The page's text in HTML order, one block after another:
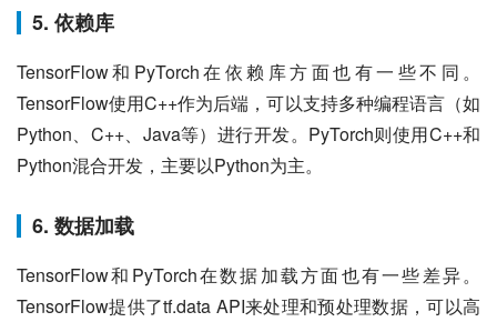
5. 依赖库
TensorFlow和PyTorch在依赖库方面也有一些不同。
TensorFlow使用C++作为后端，可以支持多种编程语言（如
Python、C++、Java等）进行开发。PyTorch则使用C++和
Python混合开发，主要以Python为主。
6. 数据加载
TensorFlow和PyTorch在数据加载方面也有一些差异。
TensorFlow提供了tf.data API来处理和预处理数据，可以高